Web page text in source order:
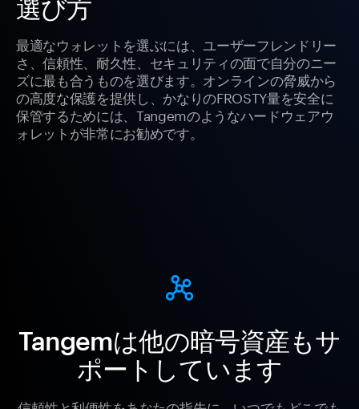
選び方
最適なウォレットを選ぶには、ユーザーフレンドリー
さ、信頼性、耐久性、セキュリティの面で自分のニー
ズに最も合うものを選びます。オンラインの脅威から
の高度な保護を提供し、かなりのFROSTY量を安全に
保管するためには、Tangemのようなハードウェアウ
ォレットが非常にお勧めです。
Tangemは他の暗号資産もサ
ポートしています